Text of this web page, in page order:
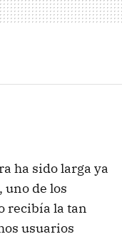
ha sido larga ya
uno de los
recibía la tan
usuarios